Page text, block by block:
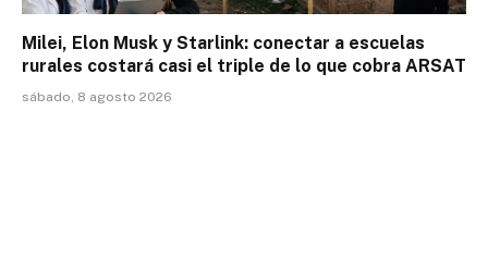
Milei, Elon Musk y Starlink: conectar a escuelas
rurales costará casi el triple de lo que cobra ARSAT
sábado, 8 agosto 2026